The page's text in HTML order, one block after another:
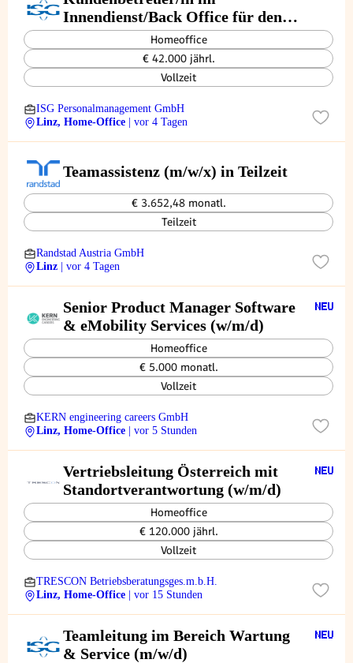
Innendienst/Back Office für den
Standort in Linz (m,w,d)
Homeoffice
€ 42.000 jährl.
Vollzeit
ISG Personalmanagement GmbH
Linz, Home-Office
| vor 4 Tagen
Teamassistenz (m/w/x) in Teilzeit
€ 3.652,48 monatl.
Teilzeit
Randstad Austria GmbH
Linz
| vor 4 Tagen
Senior Product Manager Software
& eMobility Services (w/m/d)
Homeoffice
€ 5.000 monatl.
Vollzeit
KERN engineering careers GmbH
Linz, Home-Office
| vor 5 Stunden
Vertriebsleitung Österreich mit
Standortverantwortung (w/m/d)
Homeoffice
€ 120.000 jährl.
Vollzeit
TRESCON Betriebsberatungsges.m.b.H.
Linz, Home-Office
| vor 15 Stunden
Teamleitung im Bereich Wartung
& Service (m/w/d)